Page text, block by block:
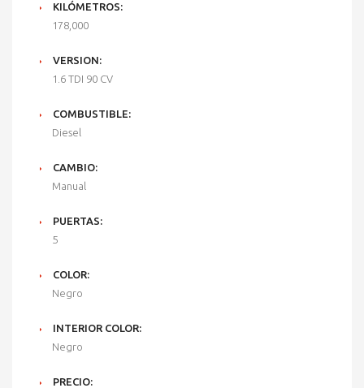
KILÓMETROS:
178,000
VERSION:
1.6 TDI 90 CV
COMBUSTIBLE:
Diesel
CAMBIO:
Manual
PUERTAS:
5
COLOR:
Negro
INTERIOR COLOR:
Negro
PRECIO: